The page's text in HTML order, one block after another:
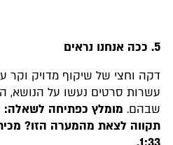
5. ככה אנחנו נראים
דקה וחצי של שיקוף מדויק וקר
עשרות סרטים נעשו על הנושא,
שבהם. מומלץ כפתיחה לשאלה:
תקווה לצאת מהמערה הזו?